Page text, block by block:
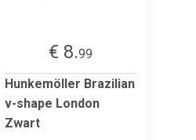
€ 8.99
Hunkemöller Brazilian
v-shape London
Zwart